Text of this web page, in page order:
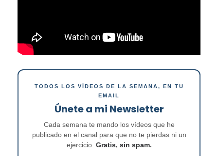
TODOS LOS VÍDEOS DE LA SEMANA, EN TU
EMAIL
Únete a mi Newsletter
Cada semana te mando los vídeos que he
publicado en el canal para que no te pierdas ni un
ejercicio. Gratis, sin spam.